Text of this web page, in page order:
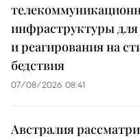
инфраструктуры для
и реагирования на
бедствия
07/08/2026 08:41
Австралия